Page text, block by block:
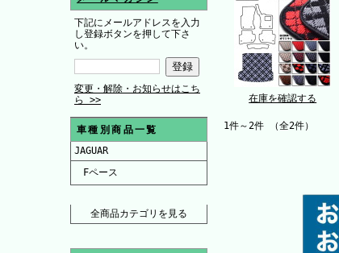
下記にメールアドレスを入力
し登録ボタンを押して下さ
い。
変更・解除・お知らせはこち
ら >>
車種別商品一覧
JAGUAR
Fペース
全商品カテゴリを見る
在庫を確認する
1件～2件 （全2件）